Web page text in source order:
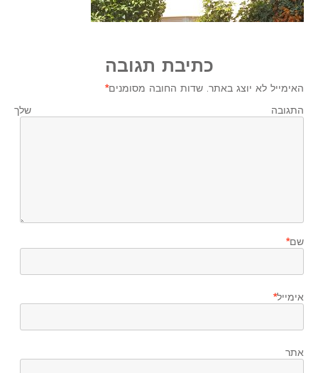
כתיבת תגובה
האימייל לא יוצג באתר. שדות החובה מסומנים*
התגובה שלך
שם*
אימייל*
אתר